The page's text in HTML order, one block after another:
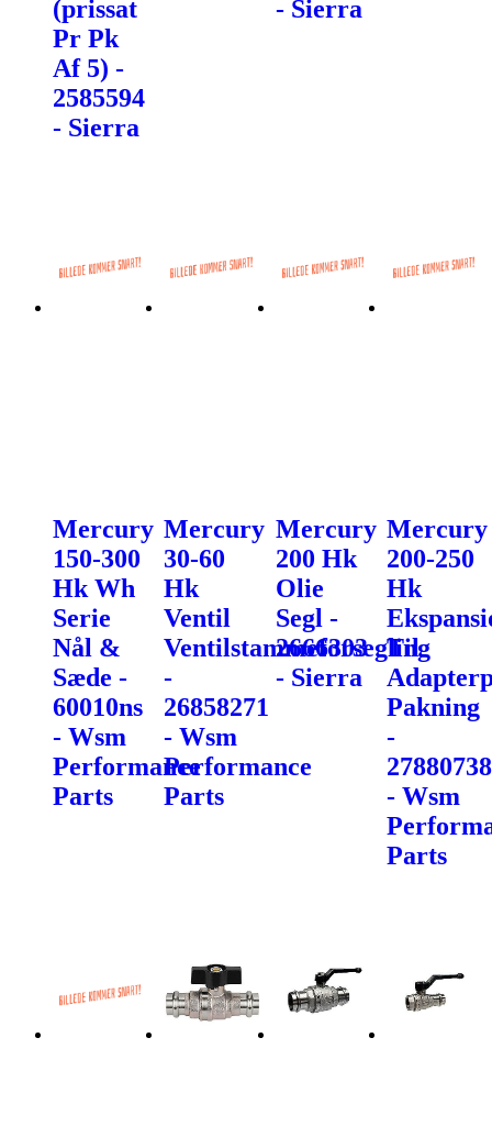
(prissat
Pr Pk
Af 5) -
2585594
- Sierra
- Sierra
Mercury
150-300
Hk Wh
Serie
Nål &
Sæde -
60010ns
- Wsm
Performance
Parts
Mercury
30-60
Hk
Ventil
Ventilstammeforsegling
-
26858271
- Wsm
Performance
Parts
Mercury
200 Hk
Olie
Segl -
2666303
- Sierra
Mercury
200-250
Hk
Til
Pakning
-
27880738
- Wsm
Parts